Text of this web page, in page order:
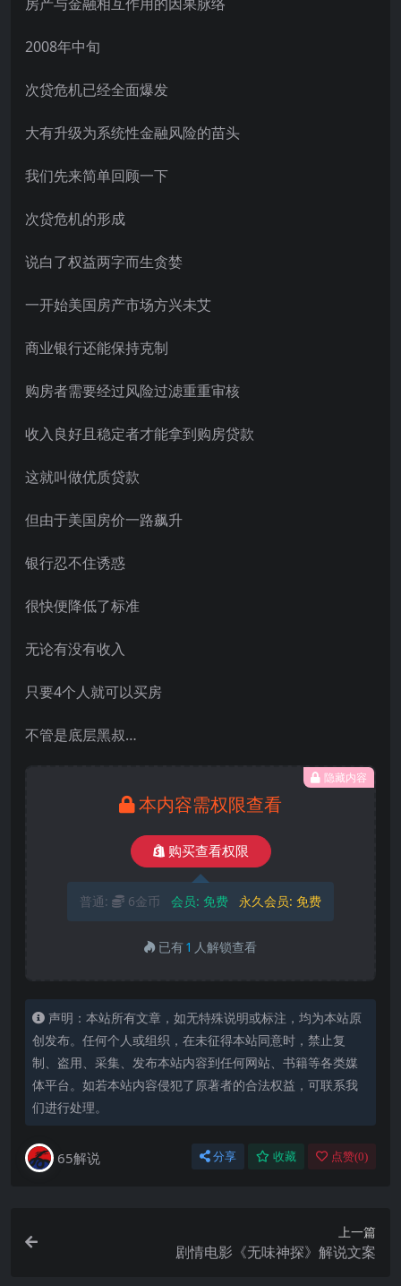
2008年中旬
次贷危机已经全面爆发
大有升级为系统性金融风险的苗头
我们先来简单回顾一下
次贷危机的形成
说白了权益两字而生贪婪
一开始美国房产市场方兴未艾
商业银行还能保持克制
购房者需要经过风险过滤重重审核
收入良好且稳定者才能拿到购房贷款
这就叫做优质贷款
但由于美国房价一路飙升
银行忍不住诱惑
很快便降低了标准
无论有没有收入
只要4个人就可以买房
不管是底层黑叔…
隐藏内容
本内容需权限查看
购买查看权限
普通: 6金币 会员: 免费 永久会员: 免费
已有1 人解锁查看
声明：本站所有文章，如无特殊说明或标注，均为本站原
创发布。任何个人或组织，在未征得本站同意时，禁止复
制、盗用、采集、发布本站内容到任何网站、书籍等各类媒
体平台。如若本站内容侵犯了原著者的合法权益，可联系我
们进行处理。
65解说 分享 收藏 点赞(0)
上一篇
剧情电影《无味神探》解说文案